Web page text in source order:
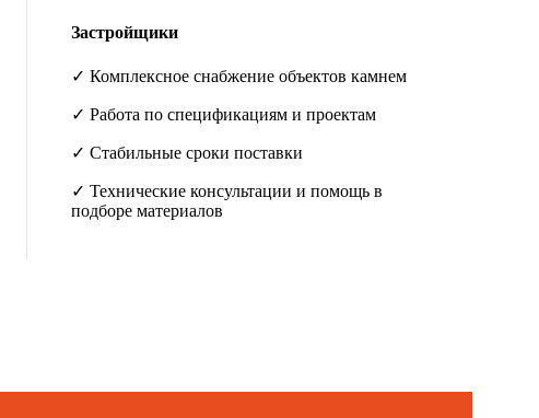
Застройщики
✓ Комплексное снабжение объектов камнем
✓ Работа по спецификациям и проектам
✓ Стабильные сроки поставки
✓ Технические консультации и помощь в
подборе материалов